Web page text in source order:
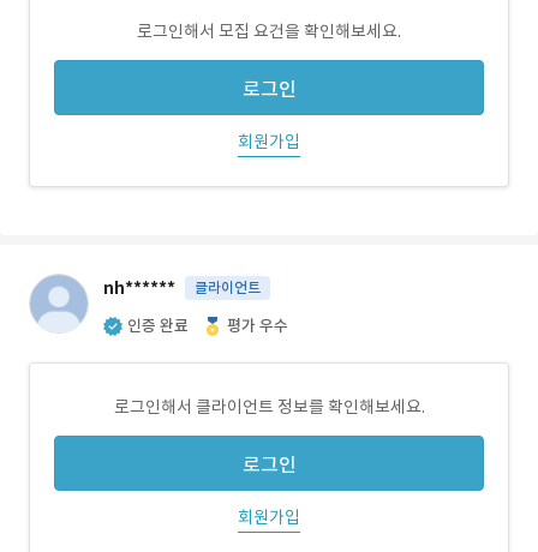
로그인해서 모집 요건을 확인해보세요.
로그인
회원가입
nh****** 클라이언트
인증 완료 평가 우수
로그인해서 클라이언트 정보를 확인해보세요.
로그인
회원가입